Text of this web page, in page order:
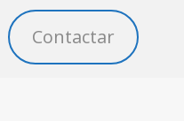
Contactar